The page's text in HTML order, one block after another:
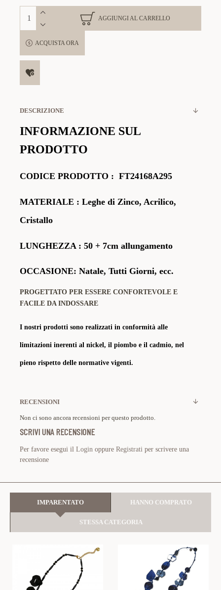
AGGIUNGI AL CARRELLO
ACQUISTA ORA
DESCRIZIONE
INFORMAZIONE SUL
PRODOTTO
CODICE PRODOTTO : FT24168A295
MATERIALE : Leghe di Zinco, Acrilico,
Cristallo
LUNGHEZZA : 50 + 7cm allungamento
OCCASIONE: Natale, Tutti Giorni, ecc.
PROGETTATO PER ESSERE CONFORTEVOLE E
FACILE DA INDOSSARE
I nostri prodotti sono realizzati in conformità alle
limitazioni inerenti al nickel, il piombo e il cadmio, nel
pieno rispetto delle normative vigenti.
RECENSIONI
Non ci sono ancora recensioni per questo prodotto.
SCRIVI UNA RECENSIONE
Per favore esegui il Login oppure Registrati per scrivere una
recensione
IMPARENTATO HANNO COMPRATO
STESSA CATEGORIA